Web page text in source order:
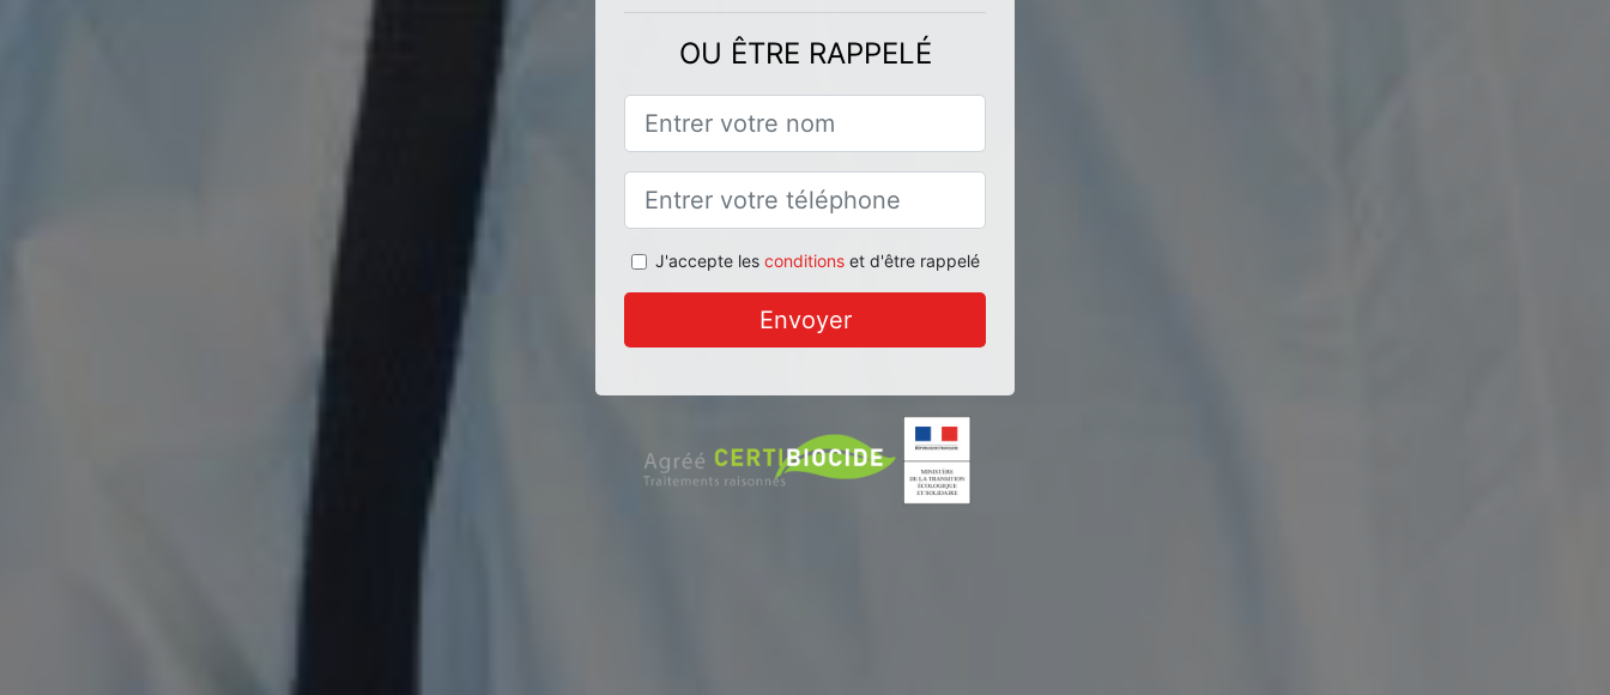
OU ÊTRE RAPPELÉ
J'accepte les conditionset d'être rappelé
Envoyer